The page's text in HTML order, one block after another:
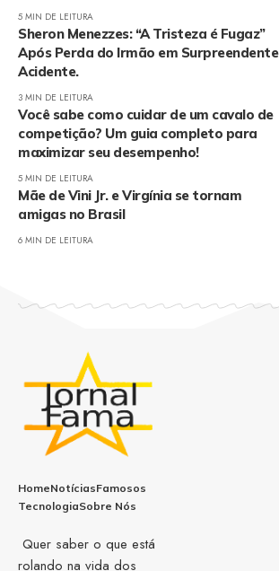
5 MIN DE LEITURA
Sheron Menezzes: “A Tristeza é Fugaz”
Após Perda do Irmão em Surpreendente
Acidente.
3 MIN DE LEITURA
Você sabe como cuidar de um cavalo de
competição? Um guia completo para
maximizar seu desempenho!
5 MIN DE LEITURA
Mãe de Vini Jr. e Virgínia se tornam
amigas no Brasil
6 MIN DE LEITURA
HomeNotíciasFamosos
TecnologiaSobre Nós
Quer saber o que está
rolando na vida dos